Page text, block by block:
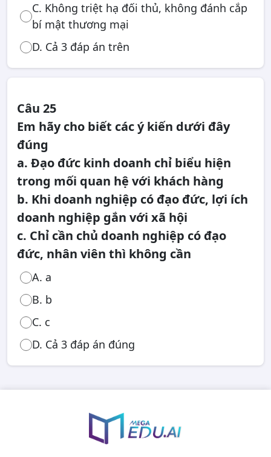
C. Không triệt hạ đối thủ, không đánh cắp
bí mật thương mại
D. Cả 3 đáp án trên
Câu 25
Em hãy cho biết các ý kiến dưới đây
đúng
a. Đạo đức kinh doanh chỉ biểu hiện
trong mối quan hệ với khách hàng
b. Khi doanh nghiệp có đạo đức, lợi ích
doanh nghiệp gắn với xã hội
c. Chỉ cần chủ doanh nghiệp có đạo
đức, nhân viên thì không cần
A. a
B. b
C. c
D. Cả 3 đáp án đúng